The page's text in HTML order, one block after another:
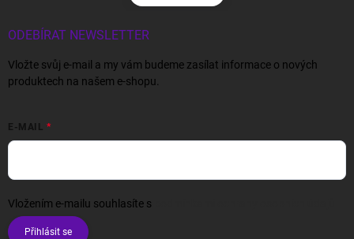
ODEBÍRAT NEWSLETTER
Vložte svůj e-mail a my vám budeme zasílat informace o nových
produktech na našem e-shopu.
E-MAIL
Vložením e-mailu souhlasíte s
Přihlásit se